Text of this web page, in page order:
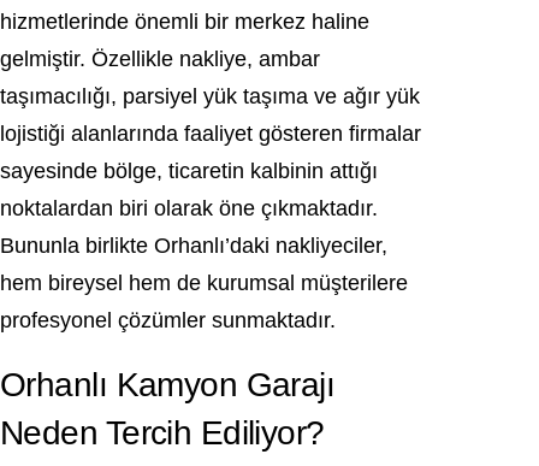
hizmetlerinde önemli bir merkez haline
gelmiştir. Özellikle nakliye, ambar
taşımacılığı, parsiyel yük taşıma ve ağır yük
lojistiği alanlarında faaliyet gösteren firmalar
sayesinde bölge, ticaretin kalbinin attığı
noktalardan biri olarak öne çıkmaktadır.
Bununla birlikte Orhanlı’daki nakliyeciler,
hem bireysel hem de kurumsal müşterilere
profesyonel çözümler sunmaktadır.
Orhanlı Kamyon Garajı
Neden Tercih Ediliyor?